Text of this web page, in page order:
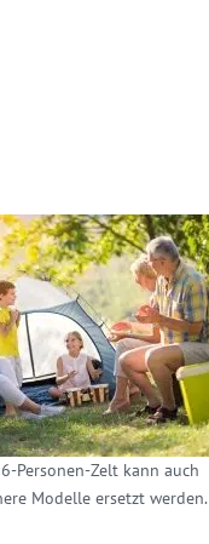
Personen-Zelt kann auch
Modelle ersetzt werden.